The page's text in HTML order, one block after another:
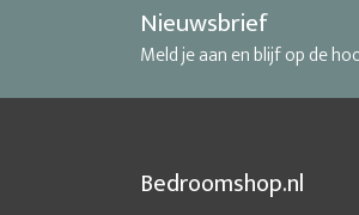
Nieuwsbrief
Meld je aan en blijf op de
Bedroomshop.nl